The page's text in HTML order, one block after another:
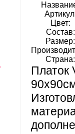
Цвет:
Состав:
Размер:
Страна:
Платок